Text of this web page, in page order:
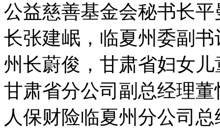
公益慈善基金会秘书长
长张建岷，临夏州委副
州长蔚俊，甘肃省妇女
甘肃省分公司副总经理
人保财险临夏州分公司